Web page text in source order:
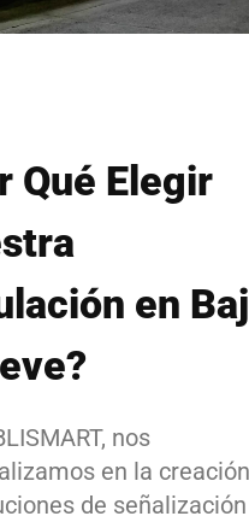
Qué Elegir
en
nos
en la creación
de señalización